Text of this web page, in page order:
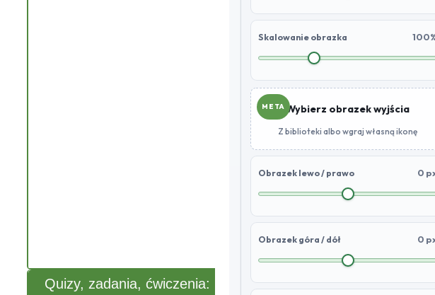
Quizy, zadania, ćwiczenia:
Skalowanie obrazka
META Wybierz obrazek wyjścia
Z biblioteki albo wgraj własną ikonę
Obrazek lewo / prawo 0
Obrazek góra / dół 0